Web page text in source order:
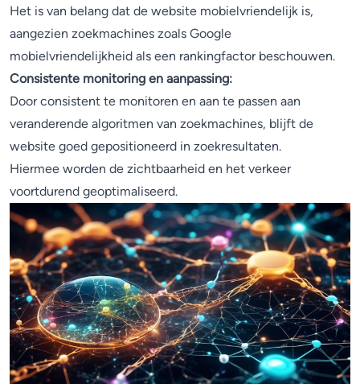
Het is van belang dat de website mobielvriendelijk is,
aangezien zoekmachines zoals Google
mobielvriendelijkheid als een rankingfactor beschouwen.
Consistente monitoring en aanpassing:
Door consistent te monitoren en aan te passen aan
veranderende algoritmen van zoekmachines, blijft de
website goed gepositioneerd in zoekresultaten.
Hiermee worden de zichtbaarheid en het verkeer
voortdurend geoptimaliseerd.